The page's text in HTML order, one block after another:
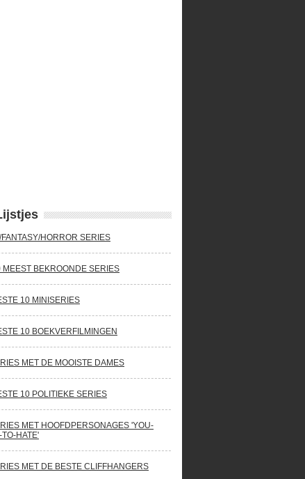
FANTASY/HORROR SERIES
MEEST BEKROONDE SERIES
10 MINISERIES
10 BOEKVERFILMINGEN
MET DE MOOISTE DAMES
10 POLITIEKE SERIES
MET HOOFDPERSONAGES 'YOU-
TO-HATE'
MET DE BESTE CLIFFHANGERS